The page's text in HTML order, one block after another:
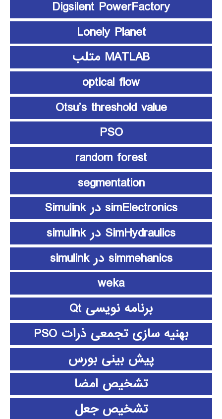
Digsilent PowerFactory
Lonely Planet
MATLAB متلب
optical flow
Otsu’s threshold value
PSO
random forest
segmentation
simElectronics در Simulink
SimHydraulics در simulink
simmehanics در simulink
weka
برنامه نویسی Qt
بهنیه سازی تجمعی ذرات PSO
پیش بینی بورس
تشخیص امضا
تشخیص جعل